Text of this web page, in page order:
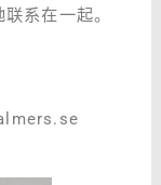
系在一起。